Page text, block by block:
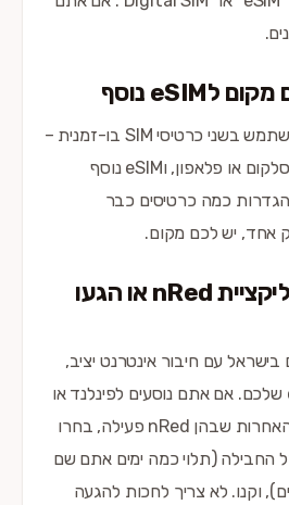
בטלפון אחד אפשר להשתמש בשני כרטיסי SIM בו-זמנית –
הכרטיס הפיזי שלכם מסלקום או פלאפון, וeSIM נוסף
כמה כרטיסים כבר
אחד, יש לכם מקום.
3. הורידו את אפליקציית nRed או הגעו
עם חיבור אינטרנט יציב,
קנו את חבילת ה-eSIM שלכם. אם אתם נוסעים לפינלנד או
לאחת מ-40 המדינות האחרות שבהן nRed פעילה, בחרו
החבילה (תלוי כמה ימים אתם שם
וקנו. לא צריך לחכות להגעה